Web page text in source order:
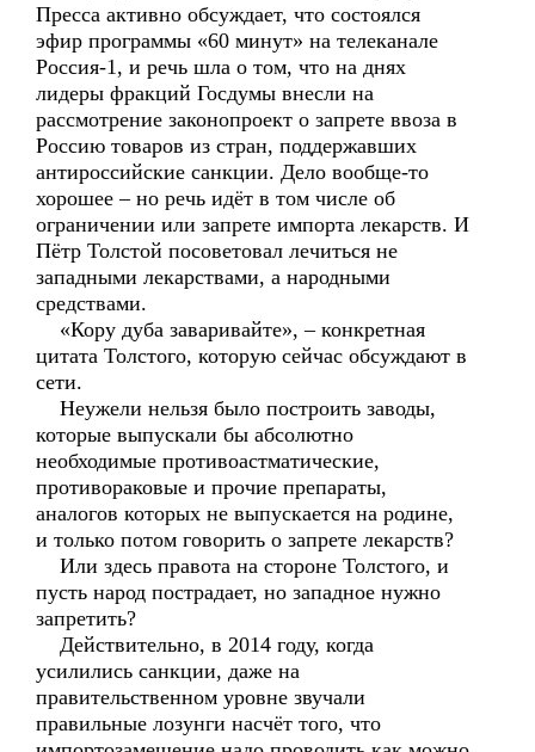
Пресса активно обсуждает, что состоялся
эфир программы «60 минут» на телеканале
Россия-1, и речь шла о том, что на днях
лидеры фракций Госдумы внесли на
рассмотрение законопроект о запрете ввоза в
Россию товаров из стран, поддержавших
антироссийские санкции. Дело вообще-то
хорошее – но речь идёт в том числе об
ограничении или запрете импорта лекарств. И
Пётр Толстой посоветовал лечиться не
западными лекарствами, а народными
средствами.
«Кору дуба заваривайте», – конкретная
цитата Толстого, которую сейчас обсуждают в
сети.
Неужели нельзя было построить заводы,
которые выпускали бы абсолютно
необходимые противоастматические,
противораковые и прочие препараты,
аналогов которых не выпускается на родине,
и только потом говорить о запрете лекарств?
Или здесь правота на стороне Толстого, и
пусть народ пострадает, но западное нужно
запретить?
Действительно, в 2014 году, когда
усилились санкции, даже на
правительственном уровне звучали
правильные лозунги насчёт того, что